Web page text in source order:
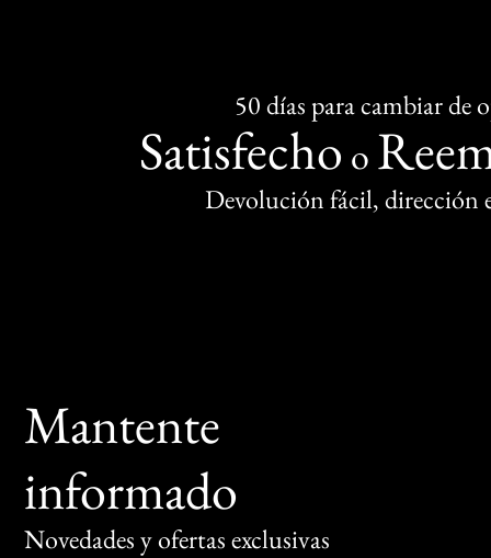
50 días para cambiar de
Satisfecho o
Devolución fácil, dirección
Mantente
informado
Novedades y ofertas exclusivas